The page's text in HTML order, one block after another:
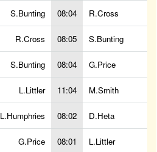
S.Bunting 08:04 R.Cross
R.Cross 08:05 S.Bunting
S.Bunting 08:04 G.Price
L.Littler 11:04 M.Smith
L.Humphries 08:02 D.Heta
G.Price 08:01 L.Littler